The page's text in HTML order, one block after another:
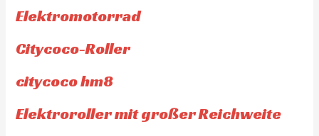
Elektromotorrad
Citycoco-Roller
citycoco hm8
Elektroroller mit großer Reichweite